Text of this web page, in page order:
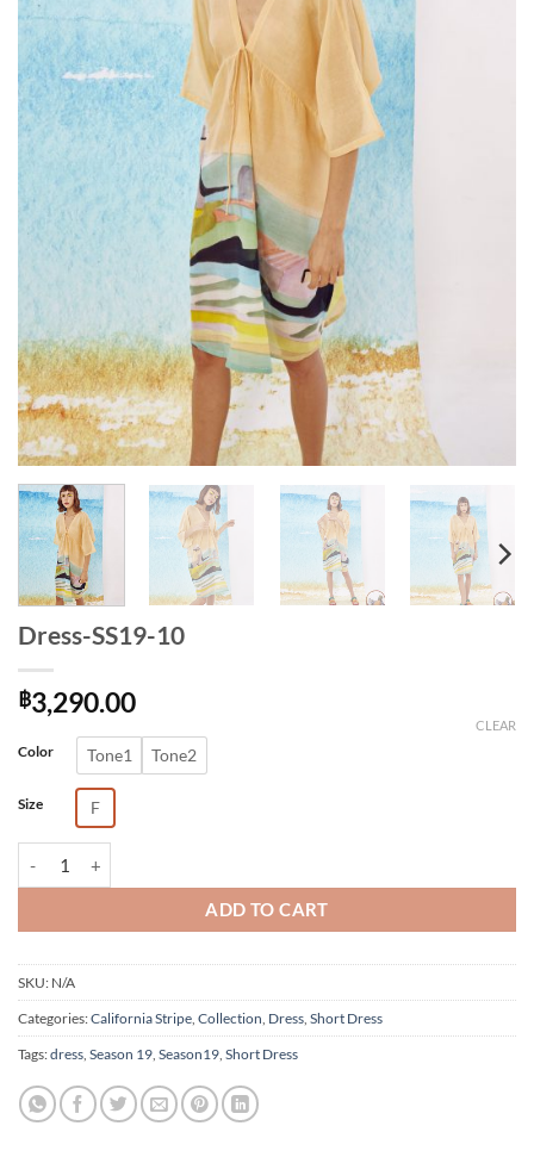
Dress-SS19-10
฿3,290.00
Color Tone1 Tone2
Size F
CLEAR
ADD TO CART
Alternative:
SKU: N/A
Categories:California Stripe, Collection, Dress, Short Dress
Tags:dress, Season 19, Season19, Short Dress